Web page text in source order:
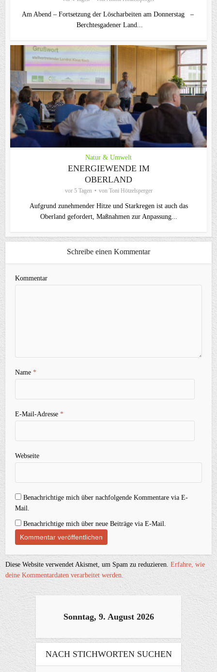
Am Abend – Fortsetzung der Löscharbeiten am Donnerstag –
Berchtesgadener Land...
Natur & Umwelt
ENERGIEWENDE IM
OBERLAND
vor 5 Tagen von Toni Hötzelsperger
Aufgrund zunehmender Hitze und Starkregen ist auch das
Oberland gefordert, Maßnahmen zur Anpassung...
Schreibe einen Kommentar
Kommentar
Name*
E-Mail-Adresse*
Webseite
Benachrichtige mich über nachfolgende Kommentare via E-
Mail.
Benachrichtige mich über neue Beiträge via E-Mail.
Diese Website verwendet Akismet, um Spam zu reduzieren.Erfahre, wie
deine Kommentardaten verarbeitet werden.
Sonntag, 9. August 2026
NACH STICHWORTEN SUCHEN